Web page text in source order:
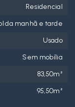
Residencial
da manhã e tarde
Usado
Sem mobília
83,50m²
95,50m²